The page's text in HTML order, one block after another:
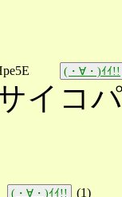
(・∀・)ｲｲ!!
イコ
(・∀・)ｲｲ!! (1)